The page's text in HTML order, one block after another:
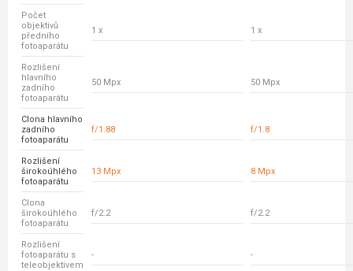
Počet
objektivů
předního
fotoaparátu
1 x 1 x
Rozlišení
hlavního
zadního
fotoaparátu
50 Mpx 50 Mpx
Clona hlavního
zadního
fotoaparátu
f/1.88 f/1.8
Rozlišení
širokoúhlého
fotoaparátu
13 Mpx 8 Mpx
Clona
širokoúhlého
fotoaparátu
f/2.2 f/2.2
Rozlišení
fotoaparátu s
teleobjektivem
- -